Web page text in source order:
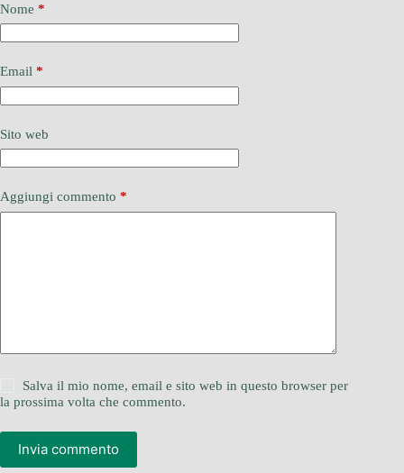
Nome *
Email *
Sito web
Aggiungi commento *
Salva il mio nome, email e sito web in questo browser per
la prossima volta che commento.
Invia commento